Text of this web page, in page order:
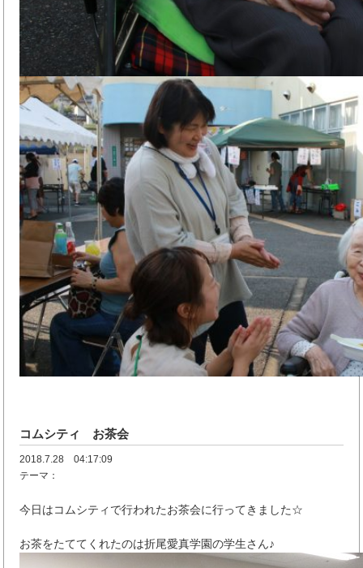
コムシティ お茶会
2018.7.28 04:17:09
テーマ：
今日はコムシティで行われたお茶会に行ってきました☆
お茶をたててくれたのは折尾愛真学園の学生さん♪